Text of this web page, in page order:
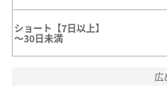
ショート【7日以上】
～30日未満
広